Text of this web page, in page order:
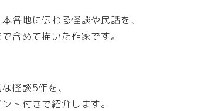
各地に伝わる怪談や民話を、
含めて描いた作家です。
怪談5作を、
ト付きで紹介します。